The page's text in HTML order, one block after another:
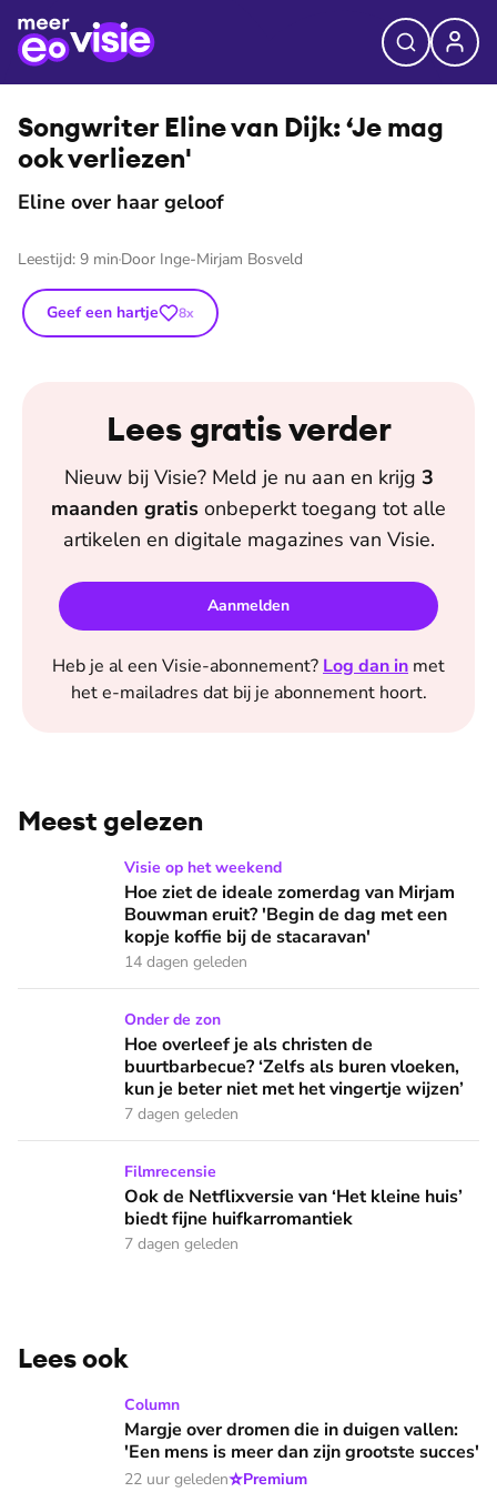
⭐Premium
©Eljee Bergwerff
Songwriter Eline van Dijk: ‘Je mag
ook verliezen'
Eline over haar geloof
Leestijd: 9 min Door Inge-Mirjam Bosveld
Geef een hartje 8x
Lees gratis verder
Nieuw bij Visie? Meld je nu aan en krijg 3
maanden gratis onbeperkt toegang tot alle
artikelen en digitale magazines van Visie.
Aanmelden
Heb je al een Visie-abonnement? Log dan in met
het e-mailadres dat bij je abonnement hoort.
Meest gelezen
Hoe ziet de ideale zomerdag van Mirjam Bouwman eruit?
Visie op het weekend
Hoe ziet de ideale zomerdag van Mirjam
Bouwman eruit? 'Begin de dag met een
kopje koffie bij de stacaravan'
14 dagen geleden
Hoe overleef je als christen de buurtbarbecue? ‘Zelfs als
Onder de zon
Hoe overleef je als christen de
buurtbarbecue? ‘Zelfs als buren vloeken,
kun je beter niet met het vingertje wijzen’
7 dagen geleden
Ook de Netflixversie van ‘Het kleine huis’ biedt fijne
Filmrecensie
Ook de Netflixversie van ‘Het kleine huis’
biedt fijne huifkarromantiek
7 dagen geleden
Lees ook
Margje over dromen die in duigen vallen: 'Een mens is
Column
Margje over dromen die in duigen vallen:
'Een mens is meer dan zijn grootste succes'
22 uur geleden⭐Premium